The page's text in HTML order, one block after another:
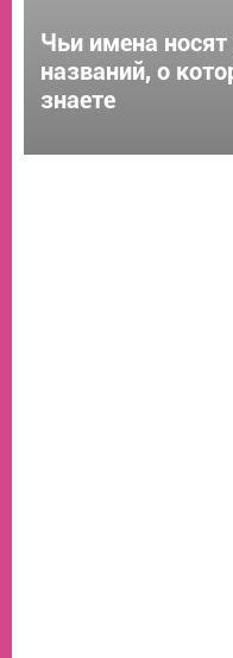
Чьи имена
названий, о
знаете